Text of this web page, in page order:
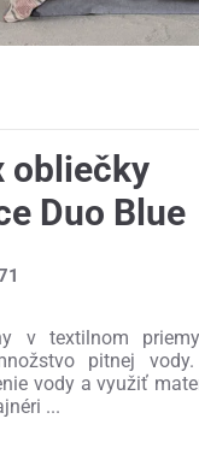
obliečky
Duo Blue
v textilnom
pitnej
vody a využiť
...